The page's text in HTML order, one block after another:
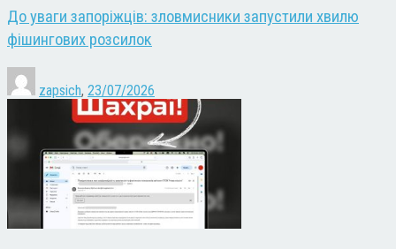
До уваги запоріжців: зловмисники запустили хвилю
фішингових розсилок
zapsich, 23/07/2026